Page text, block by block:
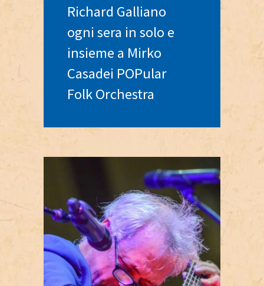
Richard Galliano
ogni sera in solo e
insieme a Mirko
Casadei POPular
Folk Orchestra